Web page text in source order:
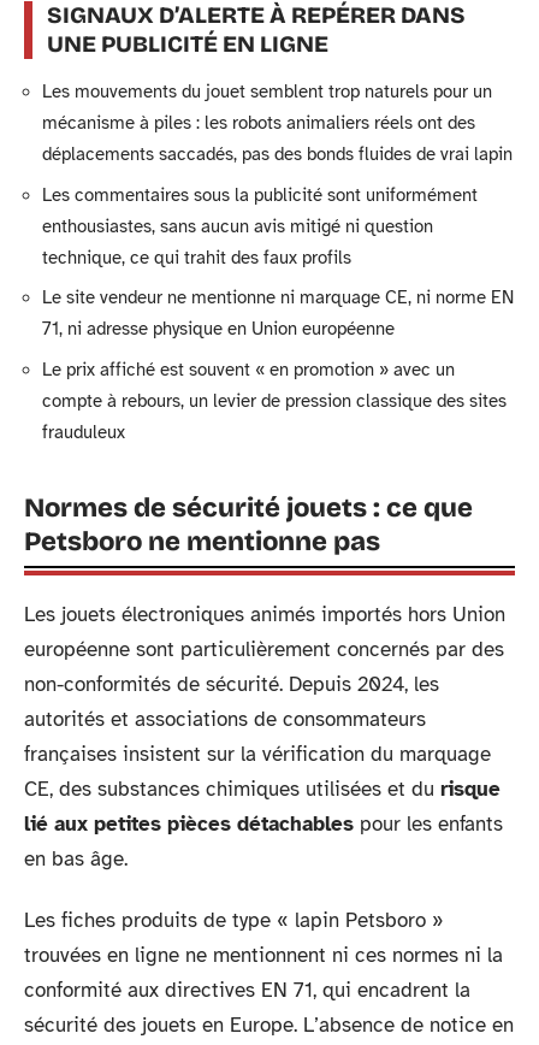
SIGNAUX D’ALERTE À REPÉRER DANS
UNE PUBLICITÉ EN LIGNE
Les mouvements du jouet semblent trop naturels pour un
mécanisme à piles : les robots animaliers réels ont des
déplacements saccadés, pas des bonds fluides de vrai lapin
Les commentaires sous la publicité sont uniformément
enthousiastes, sans aucun avis mitigé ni question
technique, ce qui trahit des faux profils
Le site vendeur ne mentionne ni marquage CE, ni norme EN
71, ni adresse physique en Union européenne
Le prix affiché est souvent « en promotion » avec un
compte à rebours, un levier de pression classique des sites
frauduleux
Normes de sécurité jouets : ce que
Petsboro ne mentionne pas
Les jouets électroniques animés importés hors Union
européenne sont particulièrement concernés par des
non-conformités de sécurité. Depuis 2024, les
autorités et associations de consommateurs
françaises insistent sur la vérification du marquage
CE, des substances chimiques utilisées et du risque
lié aux petites pièces détachables pour les enfants
en bas âge.
Les fiches produits de type « lapin Petsboro »
trouvées en ligne ne mentionnent ni ces normes ni la
conformité aux directives EN 71, qui encadrent la
sécurité des jouets en Europe. L’absence de notice en